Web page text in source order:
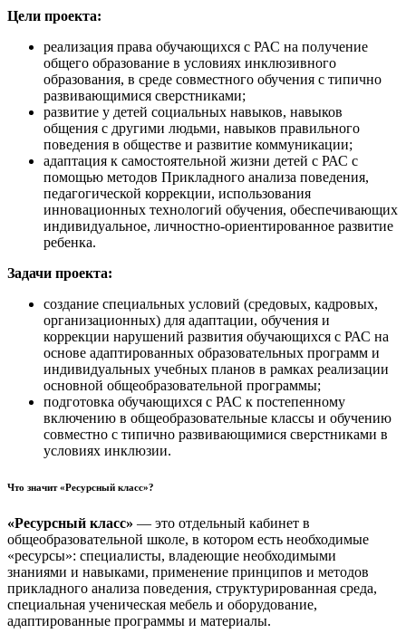
Цели проекта:
реализация права обучающихся с РАС на получение
общего образование в условиях инклюзивного
образования, в среде совместного обучения с типично
развивающимися сверстниками;
развитие у детей социальных навыков, навыков
общения с другими людьми, навыков правильного
поведения в обществе и развитие коммуникации;
адаптация к самостоятельной жизни детей с РАС с
помощью методов Прикладного анализа поведения,
педагогической коррекции, использования
инновационных технологий обучения, обеспечивающих
индивидуальное, личностно-ориентированное развитие
ребенка.
Задачи проекта:
создание специальных условий (средовых, кадровых,
организационных) для адаптации, обучения и
коррекции нарушений развития обучающихся с РАС на
основе адаптированных образовательных программ и
индивидуальных учебных планов в рамках реализации
основной общеобразовательной программы;
подготовка обучающихся с РАС к постепенному
включению в общеобразовательные классы и обучению
совместно с типично развивающимися сверстниками в
условиях инклюзии.
Что значит «Ресурсный класс»?
«Ресурсный класс» — это отдельный кабинет в
общеобразовательной школе, в котором есть необходимые
«ресурсы»: специалисты, владеющие необходимыми
знаниями и навыками, применение принципов и методов
прикладного анализа поведения, структурированная среда,
специальная ученическая мебель и оборудование,
адаптированные программы и материалы.